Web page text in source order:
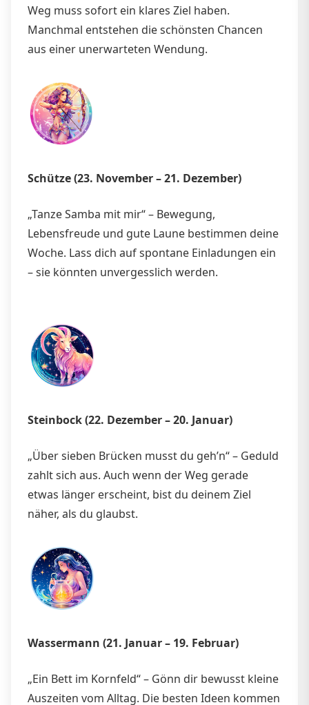
Weg muss sofort ein klares Ziel haben.
Manchmal entstehen die schönsten Chancen
aus einer unerwarteten Wendung.
Schütze (23. November – 21. Dezember)
„Tanze Samba mit mir“ – Bewegung,
Lebensfreude und gute Laune bestimmen deine
Woche. Lass dich auf spontane Einladungen ein
– sie könnten unvergesslich werden.
Steinbock (22. Dezember – 20. Januar)
„Über sieben Brücken musst du geh’n“ – Geduld
zahlt sich aus. Auch wenn der Weg gerade
etwas länger erscheint, bist du deinem Ziel
näher, als du glaubst.
Wassermann (21. Januar – 19. Februar)
„Ein Bett im Kornfeld“ – Gönn dir bewusst kleine
Auszeiten vom Alltag. Die besten Ideen kommen